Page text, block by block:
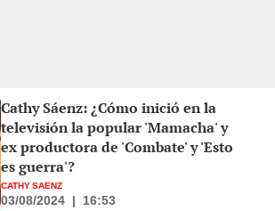
Cathy Sáenz: ¿Cómo inició en la
televisión la popular 'Mamacha' y
ex productora de 'Combate' y 'Esto
es guerra'?
CATHY SAENZ
03/08/2024 | 16:53